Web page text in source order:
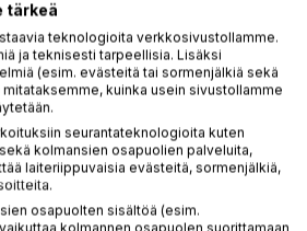
runot kertovat ihmisen tiestä,
tie syntyy kävellessä, oivallus
Mitä pidempi tie, sitä parempi
löytää ymmärrys elämästä,
oivaltaminen elämän
kasvamisen ja ihmisen tien
tärkeä
teknologioita verkkosivustollamme.
ja teknisesti tarpeellisia. Lisäksi
(esim. evästeitä tai sormenjälkiä sekä
kuinka usein sivustollamme
seurantateknologioita kuten
kolmansien osapuolien palveluita,
laiteriippuvaisia evästeitä, sormenjälkiä,
osapuolten sisältöä (esim.
kolmannen osapuolen suorittamaan